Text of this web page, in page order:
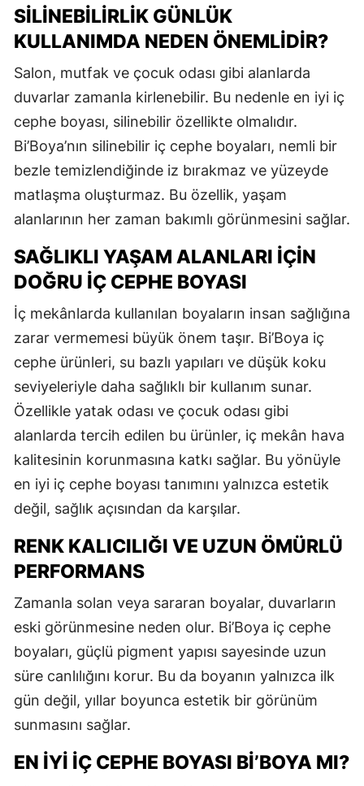
SILINEBILIRLIK GÜNLÜK
KULLANIMDA NEDEN ÖNEMLIDIR?
Salon, mutfak ve çocuk odası gibi alanlarda
duvarlar zamanla kirlenebilir. Bu nedenle en iyi iç
cephe boyası, silinebilir özellikte olmalıdır.
Bi’Boya’nın silinebilir iç cephe boyaları, nemli bir
bezle temizlendiğinde iz bırakmaz ve yüzeyde
matlaşma oluşturmaz. Bu özellik, yaşam
alanlarının her zaman bakımlı görünmesini sağlar.
SAĞLIKLI YAŞAM ALANLARI İÇIN
DOĞRU İÇ CEPHE BOYASI
İç mekânlarda kullanılan boyaların insan sağlığına
zarar vermemesi büyük önem taşır. Bi’Boya iç
cephe ürünleri, su bazlı yapıları ve düşük koku
seviyeleriyle daha sağlıklı bir kullanım sunar.
Özellikle yatak odası ve çocuk odası gibi
alanlarda tercih edilen bu ürünler, iç mekân hava
kalitesinin korunmasına katkı sağlar. Bu yönüyle
en iyi iç cephe boyası tanımını yalnızca estetik
değil, sağlık açısından da karşılar.
RENK KALICILIĞI VE UZUN ÖMÜRLÜ
PERFORMANS
Zamanla solan veya sararan boyalar, duvarların
eski görünmesine neden olur. Bi’Boya iç cephe
boyaları, güçlü pigment yapısı sayesinde uzun
süre canlılığını korur. Bu da boyanın yalnızca ilk
gün değil, yıllar boyunca estetik bir görünüm
sunmasını sağlar.
EN İYI İÇ CEPHE BOYASI BI’BOYA MI?